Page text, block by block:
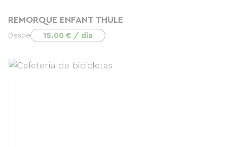
REMORQUE ENFANT THULE
Desde 15.00 € / día